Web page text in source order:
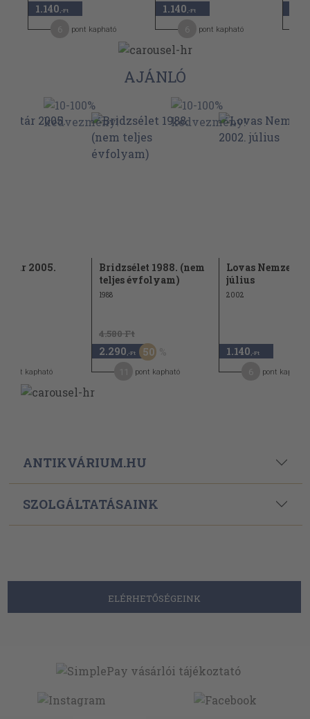
1.140 ,-Ft
pont kapható
1.140 ,-Ft
pont kapható
AJÁNLÓ
2005.
pont kapható
Bridzsélet 1988. (nem
teljes évfolyam)
1988
4.580 Ft
2.290 ,-Ft 50
pont kapható
Lovas Nemzet
július
2002
1.140 ,-Ft
pont kapható
ANTIKVÁRIUM.HU
SZOLGÁLTATÁSAINK
ELÉRHETŐSÉGEINK